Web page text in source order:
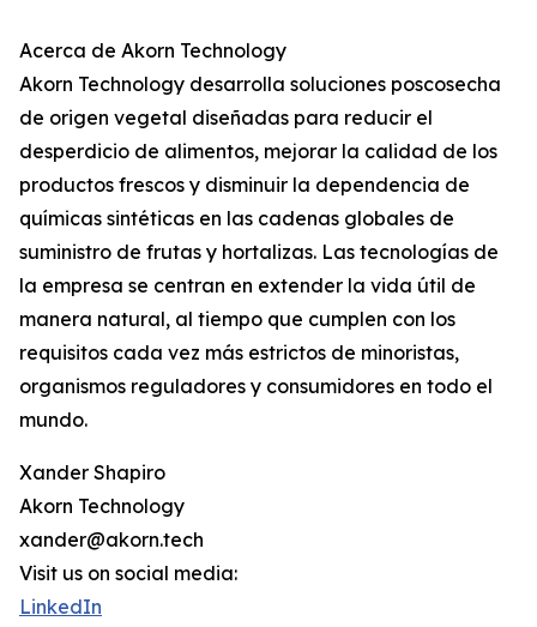
Acerca de Akorn Technology
Akorn Technology desarrolla soluciones poscosecha
de origen vegetal diseñadas para reducir el
desperdicio de alimentos, mejorar la calidad de los
productos frescos y disminuir la dependencia de
químicas sintéticas en las cadenas globales de
suministro de frutas y hortalizas. Las tecnologías de
la empresa se centran en extender la vida útil de
manera natural, al tiempo que cumplen con los
requisitos cada vez más estrictos de minoristas,
organismos reguladores y consumidores en todo el
mundo.
Xander Shapiro
Akorn Technology
xander@akorn.tech
Visit us on social media:
LinkedIn